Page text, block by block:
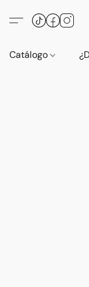
Catálogo